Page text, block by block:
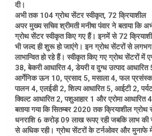
दी।
अभी तक 104 ग्रोथ सेंटर स्वीकृत, 72 क्रियाशील
अपर मुख्य सचिव श्रीमती मनीषा पंवार ने बताया
ग्रोथ सेंटर स्वीकृत किए गए हैं। इनमें से 72
भी जल्द ही शुरू हो जाएंगे। इन ग्रोथ सेंटरों से
लाभान्वित हो रहे हैं। स्वीकृत किए गए ग्रोथ सेंटरों में
38, बेकरी आधारित 4, डेयरी व दुग्ध उत्पाद
आर्गेनिक ऊन 10, प्रसाद 5, मसाला 4, फल
पालन 4, एलईडी 2, शिल्प आधारित 5, आईटी 2,
क्विल्ट आधारित 2, पशुआहार 1 और एरोमा आधारित
बताया गया कि सितम्बर 2020 तक क्रियाशील ग्रोथ
धनराशि 6 करोड़ 09 लाख रूपए रही जबकि लाभ की
से अधिक रही। ग्रोथ सेंटरों के टर्नओवर और मुनाफे में